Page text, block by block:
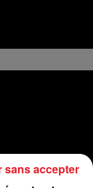
sans accepter